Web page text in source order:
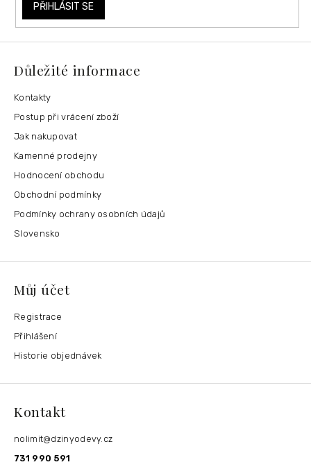
PŘIHLÁSIT SE
Důležité informace
Kontakty
Postup při vrácení zboží
Jak nakupovat
Kamenné prodejny
Hodnocení obchodu
Obchodní podmínky
Podmínky ochrany osobních údajů
Slovensko
Můj účet
Registrace
Přihlášení
Historie objednávek
Kontakt
nolimit@dzinyodevy.cz
731 990 591